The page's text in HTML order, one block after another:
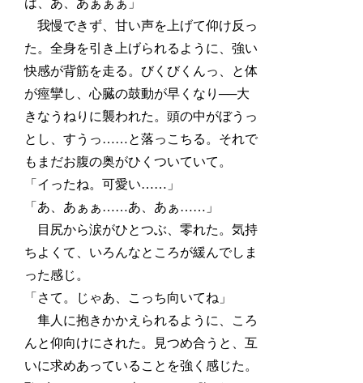
は、あ、あぁぁぁ」
我慢できず、甘い声を上げて仰け反っ
た。全身を引き上げられるように、強い
快感が背筋を走る。びくびくんっ、と体
が痙攣し、心臓の鼓動が早くなり──大
きなうねりに襲われた。頭の中がぼうっ
とし、すうっ……と落っこちる。それで
もまだお腹の奥がひくついていて。
「イったね。可愛い……」
「あ、あぁぁ……あ、あぁ……」
目尻から涙がひとつぶ、零れた。気持
ちよくて、いろんなところが緩んでしま
った感じ。
「さて。じゃあ、こっち向いてね」
隼人に抱きかかえられるように、ころ
んと仰向けにされた。見つめ合うと、互
いに求めあっていることを強く感じた。